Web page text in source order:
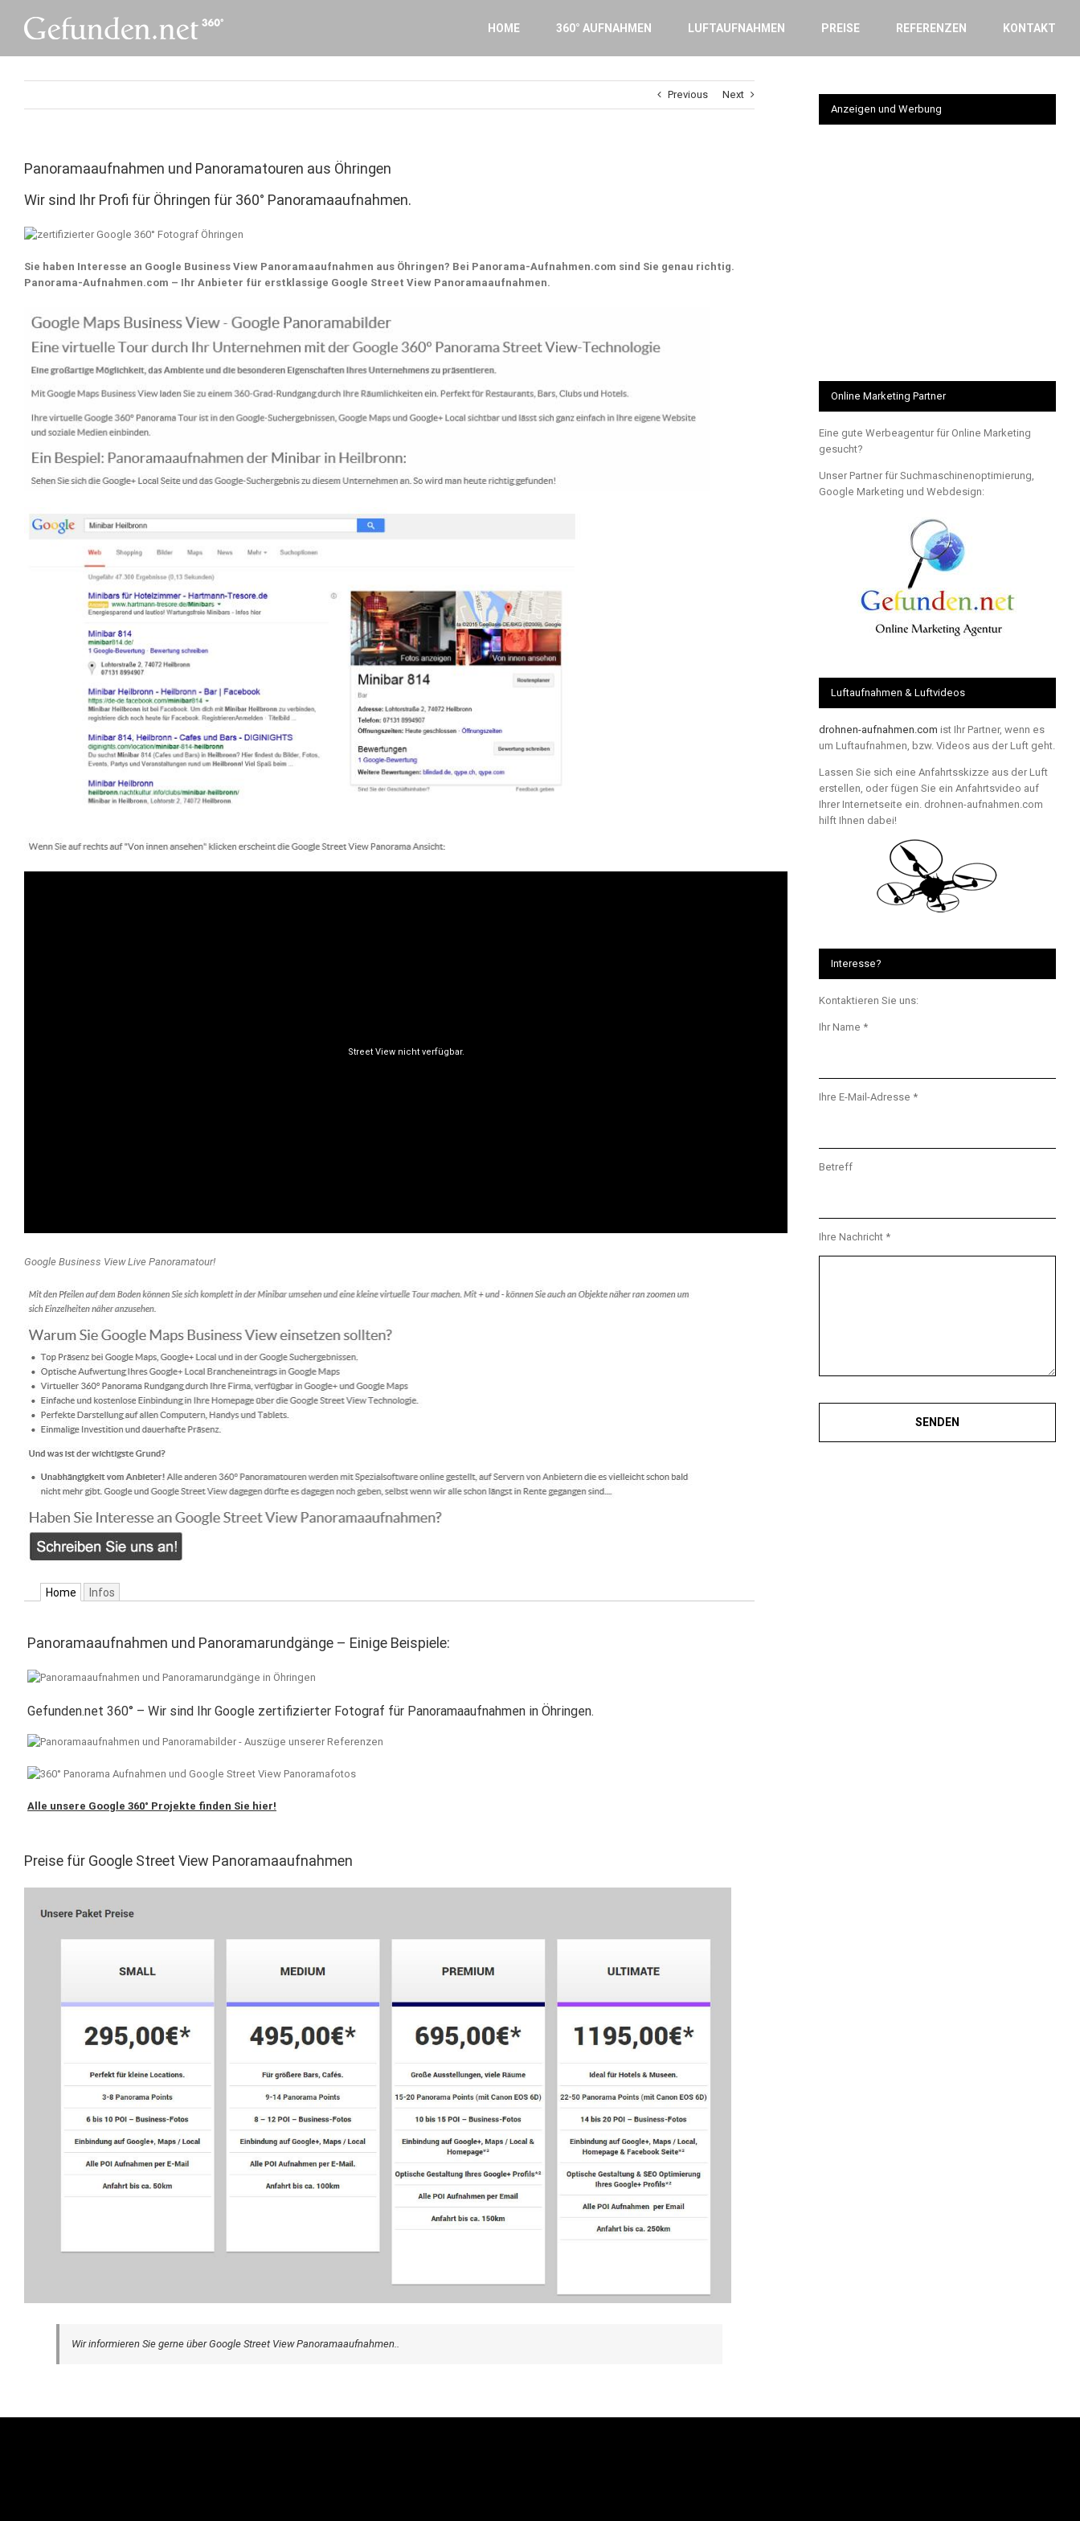
content
HOME 360° AUFNAHMEN LUFTAUFNAHMEN PREISE REFERENZEN KONTAKT
Previous Next
Panoramaaufnahmen und Panoramatouren aus Öhringen
Wir sind Ihr Profi für Öhringen für 360° Panoramaaufnahmen.
Sie haben Interesse an Google Business View Panoramaaufnahmen aus Öhringen? Bei Panorama-Aufnahmen.com sind Sie genau richtig.
Panorama-Aufnahmen.com – Ihr Anbieter für erstklassige Google Street View Panoramaaufnahmen.
Google Business View Live Panoramatour!
Home Infos
Panoramaaufnahmen und Panoramarundgänge – Einige Beispiele:
Gefunden.net 360° – Wir sind Ihr Google zertifizierter Fotograf für Panoramaaufnahmen in Öhringen.
Alle unsere Google 360° Projekte finden Sie hier!
Preise für Google Street View Panoramaaufnahmen
Wir informieren Sie gerne über Google Street View Panoramaaufnahmen..
Anzeigen und Werbung
Online Marketing Partner
Eine gute Werbeagentur für Online Marketing
gesucht?
Unser Partner für Suchmaschinenoptimierung,
Google Marketing und Webdesign:
Luftaufnahmen & Luftvideos
drohnen-aufnahmen.com ist Ihr Partner, wenn es
um Luftaufnahmen, bzw. Videos aus der Luft geht.
Lassen Sie sich eine Anfahrtsskizze aus der Luft
erstellen, oder fügen Sie ein Anfahrtsvideo auf
Ihrer Internetseite ein. drohnen-aufnahmen.com
hilft Ihnen dabei!
Interesse?
Kontaktieren Sie uns:
Ihr Name *
Ihre E-Mail-Adresse *
Betreff
Ihre Nachricht *